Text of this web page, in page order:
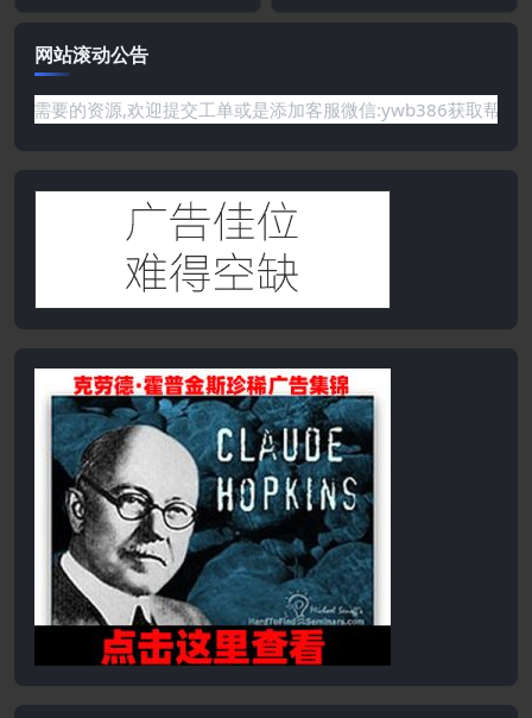
网站滚动公告
要的资源,欢迎提交工单或是添加客服微信:ywb386获取帮助！